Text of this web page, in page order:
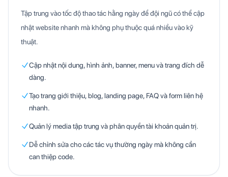
Tập trung vào tốc độ thao tác hằng ngày để đội ngũ có thể cập
nhật website nhanh mà không phụ thuộc quá nhiều vào kỹ
thuật.
Cập nhật nội dung, hình ảnh, banner, menu và trang đích dễ
dàng.
Tạo trang giới thiệu, blog, landing page, FAQ và form liên hệ
nhanh.
Quản lý media tập trung và phân quyền tài khoản quản trị.
Dễ chỉnh sửa cho các tác vụ thường ngày mà không cần
can thiệp code.